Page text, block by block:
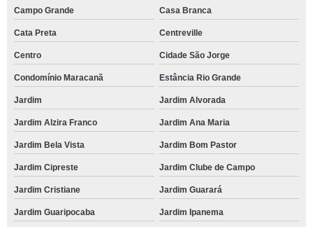
Campo Grande Casa Branca
Cata Preta Centreville
Centro Cidade São Jorge
Condomínio Maracanã Estância Rio Grande
Jardim Jardim Alvorada
Jardim Alzira Franco Jardim Ana Maria
Jardim Bela Vista Jardim Bom Pastor
Jardim Cipreste Jardim Clube de Campo
Jardim Cristiane Jardim Guarará
Jardim Guaripocaba Jardim Ipanema